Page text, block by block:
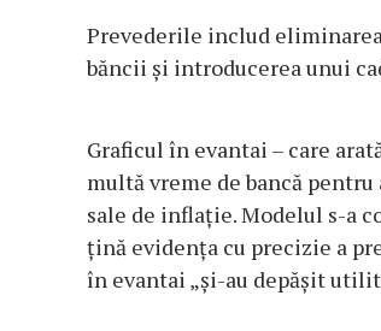
Prevederile includ
băncii şi introducerea unui
Graficul în evantai – care
multă vreme de bancă
sale de inflaţie.Modelul s-a
țină evidența cu precizie a
în evantai „și-au depășit